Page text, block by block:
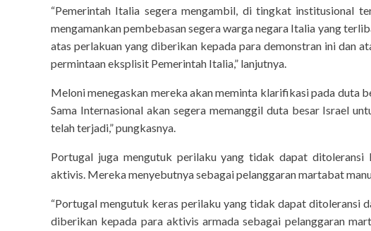
“Pemerintah Italia segera mengambil, di tingkat institusional
mengamankan pembebasan segera warga negara Italia yang
atas perlakuan yang diberikan kepada para demonstran ini dan
permintaan eksplisit Pemerintah Italia,” lanjutnya.
Meloni menegaskan mereka akan meminta klarifikasi pada duta
Sama Internasional akan segera memanggil duta besar Israel
telah terjadi,” pungkasnya.
Portugal juga mengutuk perilaku yang tidak dapat
aktivis. Mereka menyebutnya sebagai pelanggaran martabat
“Portugal mengutuk keras perilaku yang tidak dapat ditoleransi
diberikan kepada para aktivis armada sebagai pelanggaran